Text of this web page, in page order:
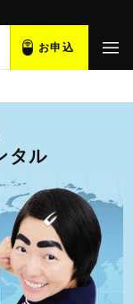
お申込
タル